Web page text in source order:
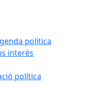
política
interès
política